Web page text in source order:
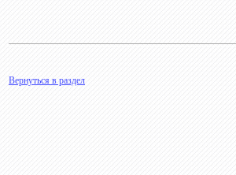
Вернуться в раздел